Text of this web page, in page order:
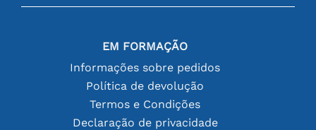
EM FORMAÇÃO
Informações sobre pedidos
Política de devolução
Termos e Condições
Declaração de privacidade